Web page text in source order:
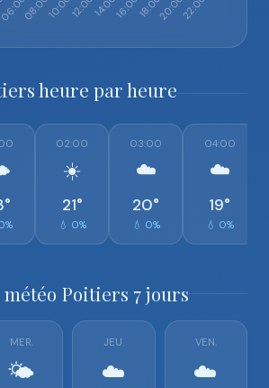
heure par heure
02:00
☀️
21°
💧 0%
03:00
☁️
20°
💧 0%
04:00
☁️
19°
💧 0%
Poitiers 7 jours
MER.
🌤️
JEU.
☁️
VEN.
☁️